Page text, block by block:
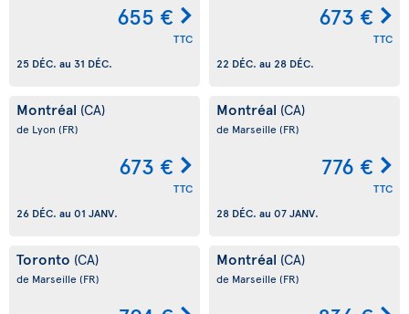
655 €
TTC
25 DÉC. au 31 DÉC.
673 €
TTC
22 DÉC. au 28 DÉC.
Montréal (CA)
de Lyon (FR)
673 €
TTC
26 DÉC. au 01 JANV.
Montréal (CA)
de Marseille (FR)
776 €
TTC
28 DÉC. au 07 JANV.
Toronto (CA)
de Marseille (FR)
Montréal (CA)
de Marseille (FR)